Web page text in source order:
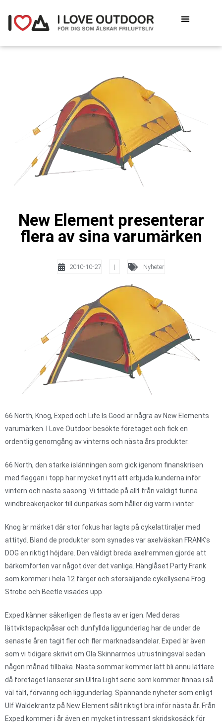
New Element presenterar
flera av sina varumärken
2010-10-27 | Nyheter
66 North, Knog, Exped och Life Is Good är några av New Elements
varumärken. I Love Outdoor besökte företaget och fick en
ordentlig genomgång av vinterns och nästa års produkter.
66 North, den starke islänningen som gick igenom finanskrisen
med flaggan i topp har mycket nytt att erbjuda kunderna inför
vintern och nästa säsong. Vi tittade på allt från väldigt tunna
windbreakerjackor till dunparkas som håller dig varm i vinter.
Knog är märket där stor fokus har lagts på cykelattiraljer med
attityd. Bland de produkter som synades var axelväskan FRANK’s
DOG en riktigt höjdare. Den väldigt breda axelremmen gjorde att
bärkomforten var något över det vanliga. Hänglåset Party Frank
som kommer i hela 12 färger och storsäljande cykellysena Frog
Strobe och Beetle visades upp.
Exped känner säkerligen de flesta av er igen. Med deras
lättviktspackpåsar och dunfyllda liggunderlag har de under de
senaste åren tagit fler och fler marknadsandelar. Exped är även
som vi tidigare skrivit om Ola Skinnarmos utrustningsval sedan
någon månad tillbaka. Nästa sommar kommer lätt bli ännu lättare
då företaget lanserar sin Ultra Light serie som kommer finnas i så
väl tält, förvaring och liggunderlag. Spännande nyheter som enligt
Ulf Waldekrantz på New Element sålt riktigt bra inför nästa år. Från
Exped kommer i år även en mycket intressant skridskosäck för